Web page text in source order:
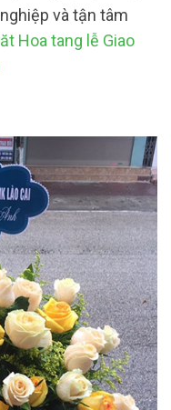
và tận tâm
Hoa tang lễ Giao